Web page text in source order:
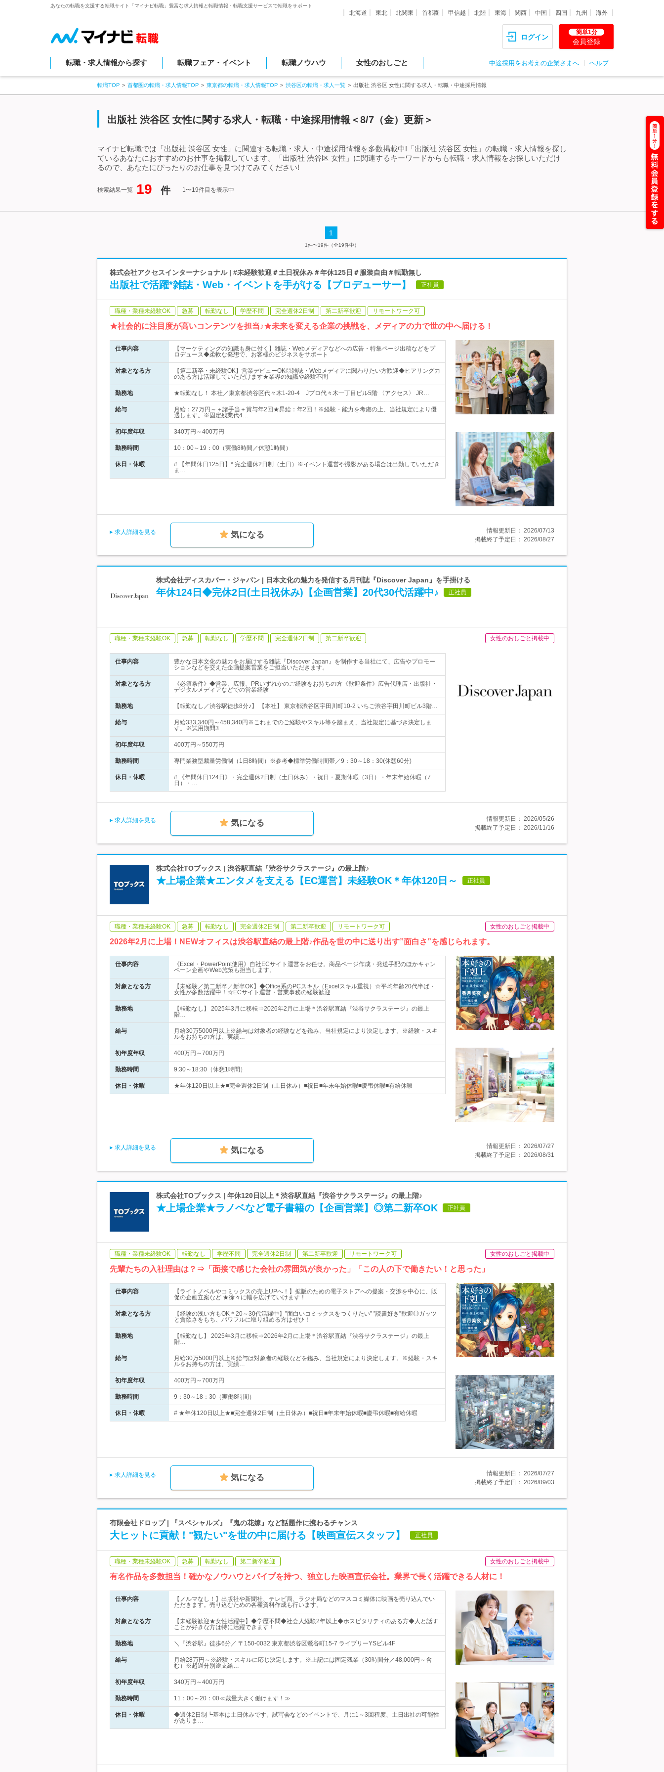
あなたの転職を支援する転職サイト「マイナビ転職」豊富な求人情報と転職情報・転職支援サービスで転職をサポート
北海道 東北 北関東 首都圏 甲信越 北陸 東海 関西 中国 四国 九州 海外
ログイン
簡単1分
会員登録
転職・求人情報から探す 転職フェア・イベント 転職ノウハウ 女性のおしごと 中途採用をお考えの企業さまへ ヘルプ
転職TOP 首都圏の転職・求人情報TOP 東京都の転職・求人情報TOP 渋谷区の転職・求人一覧 出版社 渋谷区 女性に関する求人・転職・中途採用情報
出版社 渋谷区 女性に関する求人・転職・中途採用情報＜8/7（金）更新＞
マイナビ転職では「出版社 渋谷区 女性」に関連する転職・求人・中途採用情報を多数掲載中!「出版社 渋谷区 女性」の転職・求人情報を探し
ているあなたにおすすめのお仕事を掲載しています。「出版社 渋谷区 女性」に関連するキーワードからも転職・求人情報をお探しいただけ
るので、あなたにぴったりのお仕事を見つけてみてください!
検索結果一覧 19 件 1〜19件目を表示中
1
1件〜19件（全19件中）
株式会社アクセスインターナショナル | #未経験歓迎＃土日祝休み＃年休125日＃服装自由＃転勤無し
出版社で活躍*雑誌・Web・イベントを手がける【プロデューサー】 正社員
職種・業種未経験OK 急募 転勤なし 学歴不問 完全週休2日制 第二新卒歓迎 リモートワーク可
★社会的に注目度が高いコンテンツを担当♪★未来を変える企業の挑戦を、メディアの力で世の中へ届ける！
仕事内容
【マーケティングの知識も身に付く】雑誌・Webメディアなどへの広告・特集ページ出稿などをプ
ロデュース◆柔軟な発想で、お客様のビジネスをサポート
対象となる方
【第二新卒・未経験OK】営業デビューOK◎雑誌・Webメディアに関わりたい方歓迎◆ヒアリング力
のある方は活躍していただけます★業界の知識や経験不問
勤務地 ★転勤なし！ 本社／東京都渋谷区代々木1‐20‐4 Jプロ代々木一丁目ビル5階 〈アクセス〉 JR…
給与
月給：27万円～＋諸手当＋賞与年2回★昇給：年2回！※経験・能力を考慮の上、当社規定により優
遇します。※固定残業代4…
初年度年収 340万円～400万円
勤務時間 10：00～19：00（実働8時間／休憩1時間）
休日・休暇
# 【年間休日125日】* 完全週休2日制（土日）※イベント運営や撮影がある場合は出勤していただき
ま…
求人詳細を見る 気になる 情報更新日： 2026/07/13
掲載終了予定日： 2026/08/27
株式会社ディスカバー・ジャパン | 日本文化の魅力を発信する月刊誌『Discover Japan』を手掛ける
年休124日◆完休2日(土日祝休み)【企画営業】20代30代活躍中♪ 正社員
職種・業種未経験OK 急募 転勤なし 学歴不問 完全週休2日制 第二新卒歓迎 女性のおしごと掲載中
仕事内容
豊かな日本文化の魅力をお届けする雑誌『Discover Japan』を制作する当社にて、広告やプロモー
ションなどを交えた企画提案営業をご担当いただきます。
対象となる方
《必須条件》◆営業、広報、PRいずれかのご経験をお持ちの方《歓迎条件》広告代理店・出版社・
デジタルメディアなどでの営業経験
勤務地 【転勤なし／渋谷駅徒歩8分♪】 【本社】 東京都渋谷区宇田川町10-2 いちご渋谷宇田川町ビル3階…
給与
月給333,340円～458,340円※これまでのご経験やスキル等を踏まえ、当社規定に基づき決定しま
す。※試用期間3…
初年度年収 400万円～550万円
勤務時間 専門業務型裁量労働制（1日8時間）※参考◆標準労働時間帯／9：30～18：30(休憩60分)
休日・休暇
# 《年間休日124日》・完全週休2日制（土日休み）・祝日・夏期休暇（3日）・年末年始休暇（7
日）・…
求人詳細を見る 気になる 情報更新日： 2026/05/26
掲載終了予定日： 2026/11/16
株式会社TOブックス | 渋谷駅直結『渋谷サクラステージ』の最上階♪
★上場企業★エンタメを支える【EC運営】未経験OK＊年休120日～ 正社員
職種・業種未経験OK 急募 転勤なし 完全週休2日制 第二新卒歓迎 リモートワーク可 女性のおしごと掲載中
2026年2月に上場！NEWオフィスは渋谷駅直結の最上階♪作品を世の中に送り出す”面白さ”を感じられます。
仕事内容
《Excel・PowerPoint使用》自社ECサイト運営をお任せ。商品ページ作成・発送手配のほかキャン
ペーン企画やWeb施策も担当します。
対象となる方
【未経験／第二新卒／新卒OK】◆Office系のPCスキル（Excelスキル重視）☆平均年齢20代半ば・
女性が多数活躍中！☆ECサイト運営・営業事務の経験歓迎
勤務地
【転勤なし】 2025年3月に移転⇒2026年2月に上場＊渋谷駅直結『渋谷サクラステージ』の最上
階…
給与
月給30万5000円以上※給与は対象者の経験などを鑑み、当社規定により決定します。※経験・スキ
ルをお持ちの方は、実績…
初年度年収 400万円～700万円
勤務時間 9:30～18:30（休憩1時間）
休日・休暇 ★年休120日以上★■完全週休2日制（土日休み）■祝日■年末年始休暇■慶弔休暇■有給休暇
求人詳細を見る 気になる 情報更新日： 2026/07/27
掲載終了予定日： 2026/08/31
株式会社TOブックス | 年休120日以上＊渋谷駅直結『渋谷サクラステージ』の最上階♪
★上場企業★ラノベなど電子書籍の【企画営業】◎第二新卒OK 正社員
職種・業種未経験OK 転勤なし 学歴不問 完全週休2日制 第二新卒歓迎 リモートワーク可 女性のおしごと掲載中
先輩たちの入社理由は？⇒「面接で感じた会社の雰囲気が良かった」「この人の下で働きたい！と思った」
仕事内容
【ライトノベルやコミックスの売上UPへ！】拡販のための電子ストアへの提案・交渉を中心に、販
促の企画立案など ★徐々に幅を広げていけます！
対象となる方
【経験の浅い方もOK＊20～30代活躍中】”面白いコミックスをつくりたい” ”読書好き”歓迎◎ガッツ
と貪欲さをもち、パワフルに取り組める方はぜひ！
勤務地
【転勤なし】 2025年3月に移転⇒2026年2月に上場＊渋谷駅直結『渋谷サクラステージ』の最上
階…
給与
月給30万5000円以上※給与は対象者の経験などを鑑み、当社規定により決定します。※経験・スキ
ルをお持ちの方は、実績…
初年度年収 400万円～700万円
勤務時間 9：30～18：30（実働8時間）
休日・休暇 # ★年休120日以上★■完全週休2日制（土日休み）■祝日■年末年始休暇■慶弔休暇■有給休暇
求人詳細を見る 気になる 情報更新日： 2026/07/27
掲載終了予定日： 2026/09/03
有限会社ドロップ | 『スペシャルズ』『鬼の花嫁』など話題作に携わるチャンス
大ヒットに貢献！"観たい"を世の中に届ける【映画宣伝スタッフ】 正社員
職種・業種未経験OK 急募 転勤なし 第二新卒歓迎 女性のおしごと掲載中
有名作品を多数担当！確かなノウハウとパイプを持つ、独立した映画宣伝会社。業界で長く活躍できる人材に！
仕事内容
【ノルマなし！】出版社や新聞社、テレビ局、ラジオ局などのマスコミ媒体に映画を売り込んでい
ただきます。売り込むための各種資料作成も行います。
対象となる方
【未経験歓迎★女性活躍中】◆学歴不問◆社会人経験2年以上◆ホスピタリティのある方◆人と話す
ことが好きな方は特に活躍できます！
勤務地 ＼『渋谷駅』徒歩6分／ 〒150-0032 東京都渋谷区鶯谷町15-7 ライブリーYSビル4F
給与
月給28万円～※経験・スキルに応じ決定します。※上記には固定残業（30時間分／48,000円～含
む）※超過分別途支給…
初年度年収 340万円～400万円
勤務時間 11：00～20：00≪裁量大きく働けます！≫
休日・休暇
◆週休2日制┗基本は土日休みです。試写会などのイベントで、月に1～3回程度、土日出社の可能性
がありま…